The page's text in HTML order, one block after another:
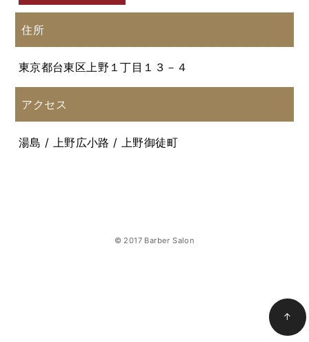
住所
東京都台東区上野１丁目１３－４
アクセス
湯島 / 上野広小路 / 上野御徒町
© 2017 Barber Salon
↑